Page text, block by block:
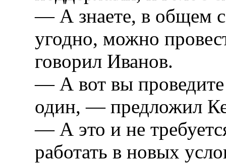
— А знаете, в общем
угодно, можно
говорил Иванов.
— А вот вы проведите
один, — предложил
— А это и не
работать в новых